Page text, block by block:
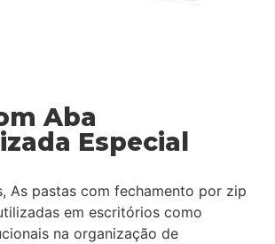
Aba
Especial
As pastas com fechamento por zip
em escritórios como
na organização de